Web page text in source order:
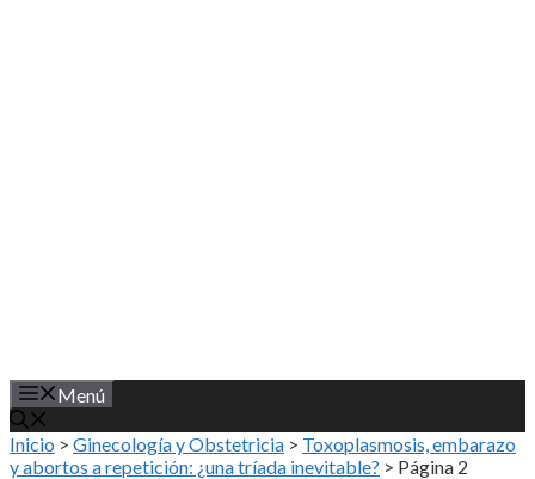
Menú
Inicio > Ginecología y Obstetricia > Toxoplasmosis, embarazo
y abortos a repetición: ¿una tríada inevitable? > Página 2